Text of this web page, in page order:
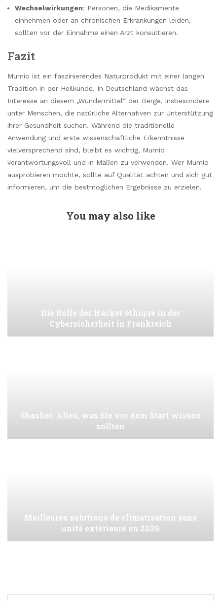
Wechselwirkungen: Personen, die Medikamente
einnehmen oder an chronischen Erkrankungen leiden,
sollten vor der Einnahme einen Arzt konsultieren.
Fazit
Mumio ist ein faszinierendes Naturprodukt mit einer langen
Tradition in der Heilkunde. In Deutschland wächst das
Interesse an diesem „Wundermittel“ der Berge, insbesondere
unter Menschen, die natürliche Alternativen zur Unterstützung
ihrer Gesundheit suchen. Während die traditionelle
Anwendung und erste wissenschaftliche Erkenntnisse
vielversprechend sind, bleibt es wichtig, Mumio
verantwortungsvoll und in Maßen zu verwenden. Wer Mumio
ausprobieren möchte, sollte auf Qualität achten und sich gut
informieren, um die bestmöglichen Ergebnisse zu erzielen.
You may also like
Die Rolle der Hacker éthique in der
Cybersicherheit in Frankreich
Shashel: Alles, was Sie vor dem Start wissen
sollten
Meilleures solutions de climatisation sans
unité extérieure en 2026